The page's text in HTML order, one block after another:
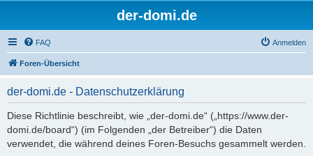
der-domi.de
FAQ Anmelden
Foren-Übersicht
der-domi.de - Datenschutzerklärung
Diese Richtlinie beschreibt, wie „der-domi.de“ („https://www.der-
domi.de/board“) (im Folgenden „der Betreiber“) die Daten
verwendet, die während deines Foren-Besuchs gesammelt werden.